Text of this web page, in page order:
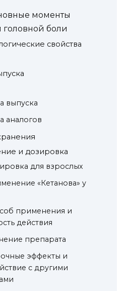
моменты
боли
свойства
выпуска
аналогов
и дозировка
для взрослых
«Кетанова» у
применения и
действия
препарата
эффекты и
с другими